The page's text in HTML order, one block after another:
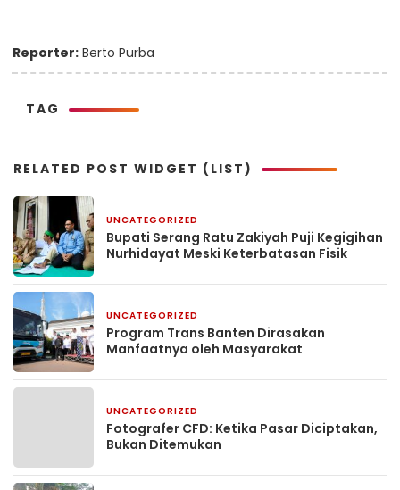
Reporter: Berto Purba
TAG
RELATED POST WIDGET (LIST)
UNCATEGORIZED
Bupati Serang Ratu Zakiyah Puji Kegigihan
Nurhidayat Meski Keterbatasan Fisik
UNCATEGORIZED
Program Trans Banten Dirasakan
Manfaatnya oleh Masyarakat
UNCATEGORIZED
Fotografer CFD: Ketika Pasar Diciptakan,
Bukan Ditemukan